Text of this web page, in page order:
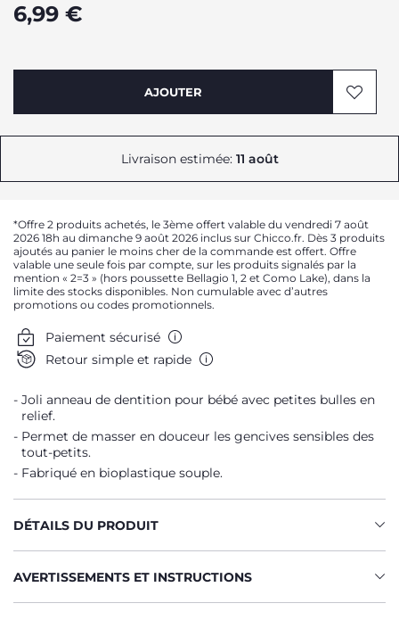
6,99 €
AJOUTER
Livraison estimée: 11 août
*Offre 2 produits achetés, le 3ème offert valable du vendredi 7 août
2026 18h au dimanche 9 août 2026 inclus sur Chicco.fr. Dès 3 produits
ajoutés au panier le moins cher de la commande est offert. Offre
valable une seule fois par compte, sur les produits signalés par la
mention « 2=3 » (hors poussette Bellagio 1, 2 et Como Lake), dans la
limite des stocks disponibles. Non cumulable avec d’autres
promotions ou codes promotionnels.
Paiement sécurisé
Retour simple et rapide
Joli anneau de dentition pour bébé avec petites bulles en
relief.
Permet de masser en douceur les gencives sensibles des
tout-petits.
Fabriqué en bioplastique souple.
DÉTAILS DU PRODUIT
AVERTISSEMENTS ET INSTRUCTIONS